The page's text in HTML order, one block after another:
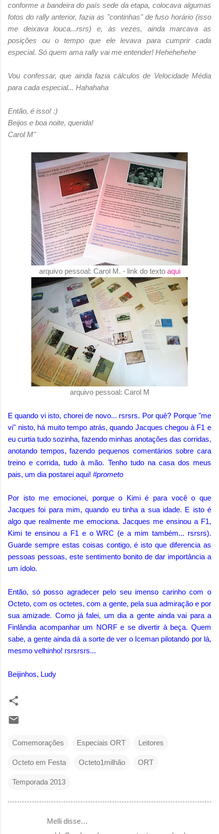
conforme a bandeira do país sede da etapa, colocava algumas
fotos do rally anterior, fazia as "continhas" de fuso horário (isso
me deixava louca...rsrs) e, às vezes, ainda marcava as
posições ou o tempo que ele levava para cumprir cada
especial. Só quem ama rally vai me entender! Hehehehehe
Vou confessar, que ainda fazia cálculos de Velocidade Média
para cada especial... Hahahaha
Então, é isso! :)
Beijos e boa noite, querida!
Carol M"
arquivo pessoal: Carol M. - link do texto aqui
arquivo pessoal: Carol M
E quando vi isto, chorei de novo... rsrsrs. Por quê? Porque "me
vi" nisto, há muito tempo atrás, quando Jacques chegou à F1 e
eu curtia tudo sozinha, fazendo minhas anotações das corridas,
anotando tempos, fazendo pequenos comentários sobre cara
treino e corrida, tudo à mão. Tenho tudo na casa dos meus
pais, um dia postarei aqui! #prometo
Por isto me emocionei, porque o Kimi é para você o que
Jacques foi para mim, quando eu tinha a sua idade. E isto é
algo que realmente me emociona. Jacques me ensinou a F1,
Kimi te ensinou a F1 e o WRC (e a mim também... rsrsrs).
Guarde sempre estas coisas contigo, é isto que diferencia as
pessoas pessoas, este sentimento bonito de dar importância a
um ídolo.
Então, só posso agradecer pelo seu imenso carinho com o
Octeto, com os octetes, com a gente, pela sua admiração e por
sua amizade. Como já falei, um dia a gente ainda vai para a
Finlândia acompanhar um NORF e se divertir à beça. Quem
sabe, a gente ainda dá a sorte de ver o Iceman pilotando por lá,
mesmo velhinho! rsrsrsrs...
Beijinhos, Ludy
Comemorações Especiais ORT Leitores
Octeto em Festa Octeto1milhão ORT
Temporada 2013
Melli disse…